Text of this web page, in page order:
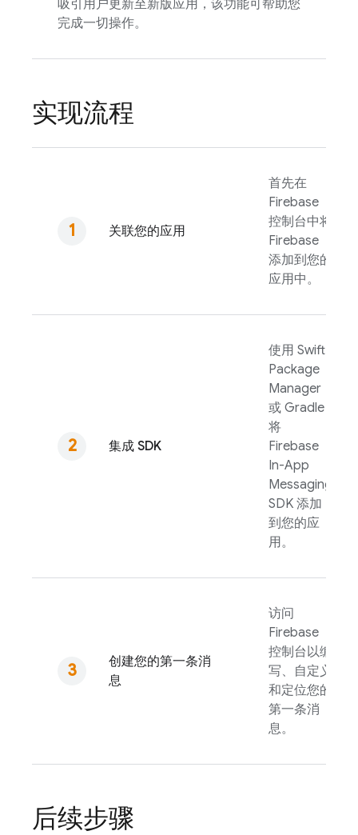
吸引用户更新至新版应用，该功能可帮助您
完成一切操作。
实现流程
关联您的应用
首先在
Firebase
控制台中将
Firebase
添加到您的
应用中。
集成 SDK
使用 Swift
Package
Manager
或 Gradle
将
Firebase
In-App
Messaging
SDK 添加
到您的应
用。
创建您的第一条消
息
访问
Firebase
控制台以编
写、自定义
和定位您的
第一条消
息。
后续步骤